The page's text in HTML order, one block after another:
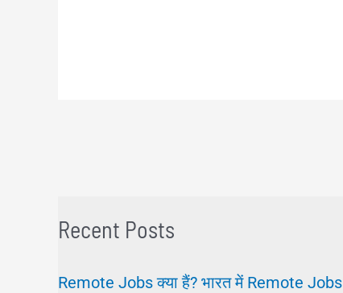
Recent Posts
Remote Jobs क्या हैं? भारत में Remote Jobs